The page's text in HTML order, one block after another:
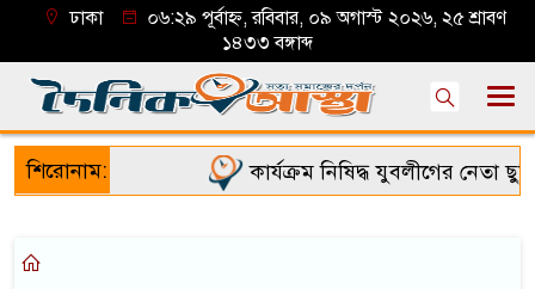
ঢাকা
০৬:২৯ পূর্বাহ্ন, রবিবার, ০৯ অগাস্ট ২০২৬, ২৫ শ্রাবণ
১৪৩৩ বঙ্গাব্দ
শিরোনাম: কার্যক্রম নিষিদ্ধ যুবলীগের নেতা